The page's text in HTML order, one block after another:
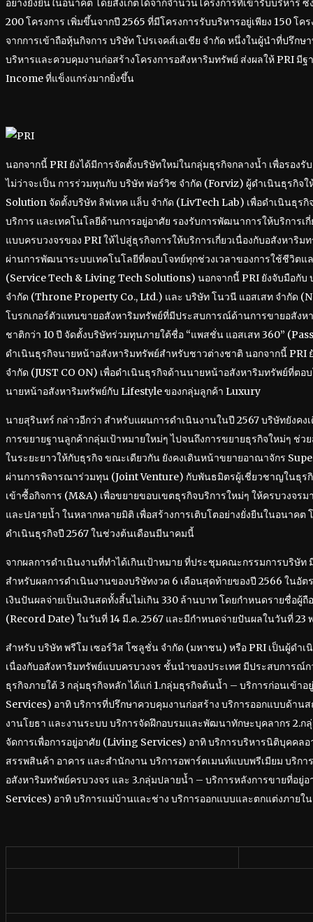
อย่างยั่งยืนในอนาคต โดยสังเกตได้จากจำนวนโครงการที่เข้ารับบริหาร
200 โครงการ เพิ่มขึ้นจากปี 2565 ที่มีโครงการรับบริหารอยู่เพียง 150 โค
จากการเข้าถือหุ้นกิจการ บริษัท โปรเจคส์เอเชีย จำกัด หนึ่งในผู้นำที่ปรึกษ
บริหารและควบคุมงานก่อสร้างโครงการอสังหาริมทรัพย์ ส่งผลให้ PRI มี
Income ที่แข็งแกร่งมากยิ่งขึ้น
นอกจากนี้ PRI ยังได้มีการจัดตั้งบริษัทใหม่ในกลุ่มธุรกิจกลางน้ำ เพื่อรองรั
ไม่ว่าจะเป็น การร่วมทุนกับ บริษัท ฟอร์วิซ จำกัด (Forviz) ผู้ดำเนินธุรกิจ
Solution จัดตั้งบริษัท ลิฟเทค แล็บ จํากัด (LivTech Lab) เพื่อดำเนินธุร
บริการ และเทคโนโลยีด้านการอยู่อาศัย รองรับการพัฒนาการให้บริการเ
แบบครบวงจรของ PRI ให้ไปสู่ธุรกิจการให้บริการเกี่ยวเนื่องกับอสังหาริ
ผ่านการพัฒนาระบบเทคโนโลยีที่ตอบโจทย์ทุกช่วงเวลาของการใช้ชีวิตแ
(Service Tech & Living Tech Solutions) นอกจากนี้ PRI ยังจับมือกับ
จำกัด (Throne Property Co., Ltd.) และ บริษัท โนวนี แอสเสท จำกัด
โบรกเกอร์ตัวแทนขายอสังหาริมทรัพย์ที่มีประสบการณ์ด้านการขายอสังห
ชาติกว่า 10 ปี จัดตั้งบริษัทร่วมทุนภายใต้ชื่อ “แพสชั่น แอสเสท 360”
ดำเนินธุรกิจนายหน้าอสังหาริมทรัพย์สำหรับชาวต่างชาติ นอกจากนี้ PRI
จำกัด (JUST CO ON) เพื่อดำเนินธุรกิจด้านนายหน้าอสังหาริมทรัพย์ที่ตอ
นายหน้าอสังหาริมทรัพย์กับ Lifestyle ของกลุ่มลูกค้า Luxury
นายสุรินทร์ กล่าวอีกว่า สำหรับแผนการดำเนินงานในปี 2567 บริษัทยังคง
การขยายฐานลูกค้ากลุ่มเป้าหมายใหม่ๆ ไปจนถึงการขยายธุรกิจใหม่ๆ ช่ว
ในระยะยาวให้กับธุรกิจ ขณะเดียวกัน ยังคงเดินหน้าขยายอาณาจักร
ผ่านการพิจารณาร่วมทุน (Joint Venture) กับพันธมิตรผู้เชี่ยวชาญในธุร
เข้าซื้อกิจการ (M&A) เพื่อขยายขอบเขตธุรกิจบริการใหม่ๆ ให้ครบวงจร
และปลายน้ำ ในหลากหลายมิติ เพื่อสร้างการเติบโตอย่างยั่งยืนในอนาคต
ดำเนินธุรกิจปี 2567 ในช่วงต้นเดือนมีนาคมนี้
จากผลการดำเนินงานที่ทำได้เกินเป้าหมาย ที่ประชุมคณะกรรมการบริษัท
สำหรับผลการดำเนินงานของบริษัทงวด 6 เดือนสุดท้ายของปี 2566 ในอัต
เงินปันผลจ่ายเป็นเงินสดทั้งสิ้นไม่เกิน 330 ล้านบาท โดยกำหนดรายชื่อผู้
(Record Date) ในวันที่ 14 มี.ค. 2567 และมีกำหนดจ่ายปันผลในวันที่ 23
สำหรับ บริษัท พรีโม เซอร์วิส โซลูชั่น จำกัด (มหาชน) หรือ PRI เป็นผู้ดำเ
เนื่องกับอสังหาริมทรัพย์แบบครบวงจร ชั้นนำของประเทศ มีประสบการณ์ก
ธุรกิจภายใต้ 3 กลุ่มธุรกิจหลัก ได้แก่ 1.กลุ่มธุรกิจต้นน้ำ – บริการก่อนเข้า
Services) อาทิ บริการที่ปรึกษาควบคุมงานก่อสร้าง บริการออกแบบด้าน
งานโยธา และงานระบบ บริการจัดฝึกอบรมและพัฒนาทักษะบุคลากร 2.ก
จัดการเพื่อการอยู่อาศัย (Living Services) อาทิ บริการบริหารนิติบุคคล
สรรพสินค้า อาคาร และสำนักงาน บริการอพาร์ตเมนท์แบบพรีเมียม บริก
อสังหาริมทรัพย์ครบวงจร และ 3.กลุ่มปลายน้ำ – บริการหลังการขายที่อ
Services) อาทิ บริการแม่บ้านและช่าง บริการออกแบบและตกแต่งภายใน